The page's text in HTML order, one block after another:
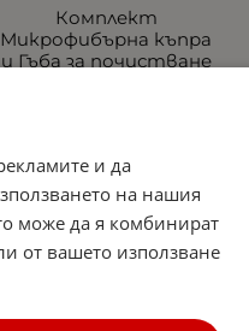
Комплект
Микрофибърна къпра
и Гъба за почистване
4.99 € / 9.76
продукт
и да
на нашия
може да я комбинират
от вашето използване